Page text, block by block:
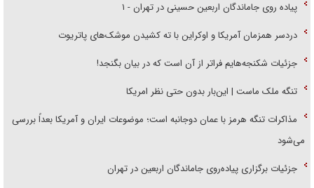
پیاده روی جاماندگان اربعین حسینی در تهران - ۱
دردسر همزمان آمریکا و اوکراین با ته کشیدن موشک‌های پاتریوت
جزئیات شکنجه‌هایم فراتر از آن است که در بیان بگنجد!
تنگه ملک ماست | این‌بار بدون حتی نظر امریکا
مذاکرات تنگه هرمز با عمان دوجانبه است؛ موضوعات ایران و آمریکا بعداً بررسی
می‌شود
جزئیات برگزاری پیاده‌روی جاماندگان اربعین در تهران